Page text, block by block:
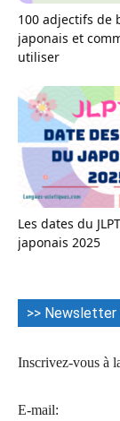
100 adjectifs de
japonais et
utiliser
Les dates du
japonais 2025
>>
Inscrivez-vous à
E-mail: